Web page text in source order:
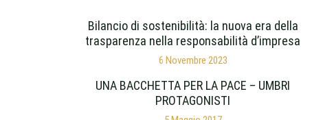
Bilancio di sostenibilità: la nuova era della
trasparenza nella responsabilità d’impresa
6 Novembre 2023
UNA BACCHETTA PER LA PACE – UMBRI
PROTAGONISTI